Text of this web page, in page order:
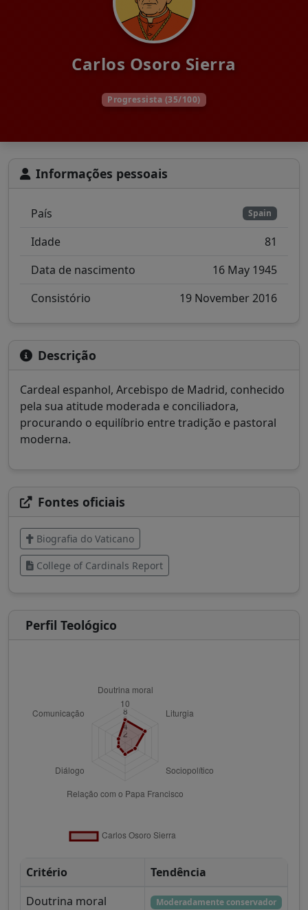
Carlos Osoro Sierra
Progressista (35/100)
Informações pessoais
País Spain
Idade
81
Data de nascimento
16 May 1945
Consistório
19 November 2016
Descrição
Cardeal espanhol, Arcebispo de Madrid, conhecido
pela sua atitude moderada e conciliadora,
procurando o equilíbrio entre tradição e pastoral
moderna.
Fontes oficiais
Biografia do Vaticano
College of Cardinals Report
Perfil Teológico
Critério
Tendência
Doutrina moral
Moderadamente conservador